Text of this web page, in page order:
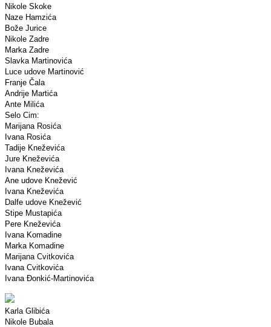
Nikole Skoke
Naze Hamzića
Bože Jurice
Nikole Zadre
Marka Zadre
Slavka Martinovića
Luce udove Martinović
Franje Čala
Andrije Martića
Ante Milića
Selo Cim:
Marijana Rosića
Ivana Rosića
Tadije Kneževića
Jure Kneževića
Ivana Kneževića
Ane udove Knežević
Ivana Kneževića
Dalfe udove Knežević
Stipe Mustapića
Pere Kneževića
Ivana Komadine
Marka Komadine
Marijana Cvitkovića
Ivana Cvitkovića
Ivana Đonkić-Martinovića
Karla Glibića
Nikole Bubala